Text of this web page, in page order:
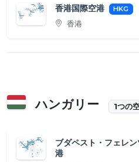
香港国際空港 HKG
香港
ハンガリー 1つの
ブダペスト・フェレ
港